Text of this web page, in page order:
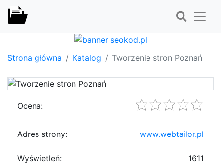
Strona główna Katalog Tworzenie stron Poznań
Ocena:
Adres strony: www.webtailor.pl
Wyświetleń: 1611